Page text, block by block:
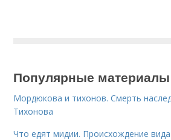
Популярные материалы
Мордюкова и тихонов. Смерть
Тихонова
Что едят мидии. Происхождение